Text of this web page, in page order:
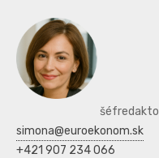
simona@euroekonom.sk
+421 907 234 066